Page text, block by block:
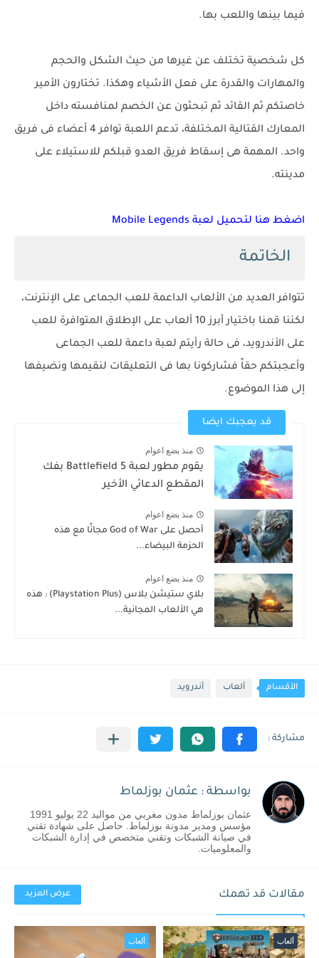
فيما بينها واللعب بها.
كل شخصية تختلف عن غيرها من حيث الشكل والحجم
والمهارات والقدرة على فعل الأشياء وهكذا. تختارون الأمير
خاصتكم ثم القائد ثم تبحثون عن الخصم لمنافسته داخل
المعارك القتالية المختلفة، تدعم اللعبة توافر 4 أعضاء فى فريق
واحد. المهمة هى إسقاط فريق العدو قبلكم للاستيلاء على
مدينته.
اضغط هنا لتحميل لعبة Mobile Legends
الخاتمة
تتوافر العديد من الألعاب الداعمة للعب الجماعى على الإنترنت،
لكننا قمنا باختيار أبرز 10 ألعاب على الإطلاق المتوافرة للعب
على الأندرويد، فى حالة رأيتم لعبة داعمة للعب الجماعى
وأعجبتكم حقاً فشاركونا بها فى التعليقات لنقيمها ونضيفها
إلى هذا الموضوع.
قد يعجبك ايضا
منذ بضع اعوام
يقوم مطور لعبة Battlefield 5 بفك
المقطع الدعائي الأخير
منذ بضع اعوام
أحصل على God of War مجانًا مع هذه
الحزمة البيضاء...
منذ بضع اعوام
بلاي ستيشن بلاس (Playstation Plus) : هذه
هي الألعاب المجانية...
الأقسام ألعاب أندرويد
بواسطة : عثمان بوزلماط
عثمان بوزلماط مدون مغربي من مواليد 22 يوليو 1991
مؤسس ومدير مدونة بوزلماط. حاصل على شهادة تقني
في صيانة الشبكات وتقني متخصص في إدارة الشبكات
والمعلوميات.
مقالات قد تهمك عرض المزيد
ألعاب ألعاب